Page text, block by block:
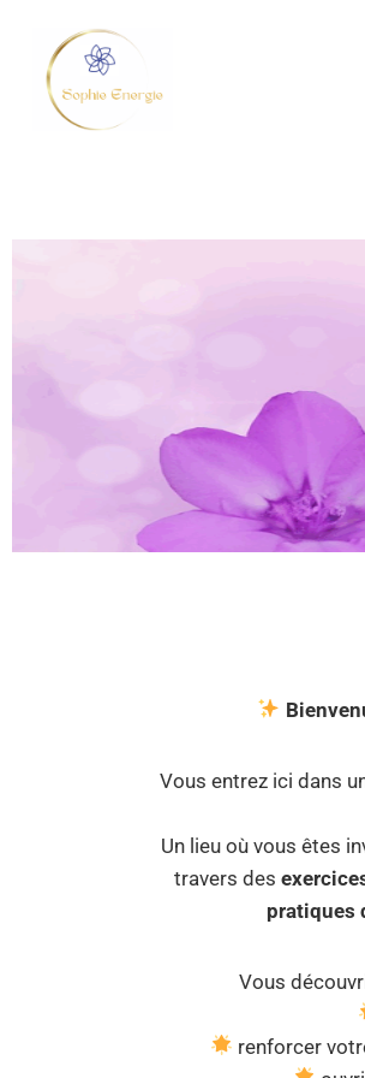
Vous entrez ici dans
Un lieu où vous êtes
travers des
pratiques
Vous
renforcer